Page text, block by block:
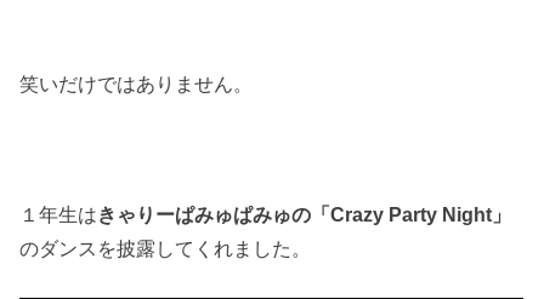
笑いだけではありません。
１年生はきゃりーぱみゅぱみゅの「Crazy Party Night」
のダンスを披露してくれました。